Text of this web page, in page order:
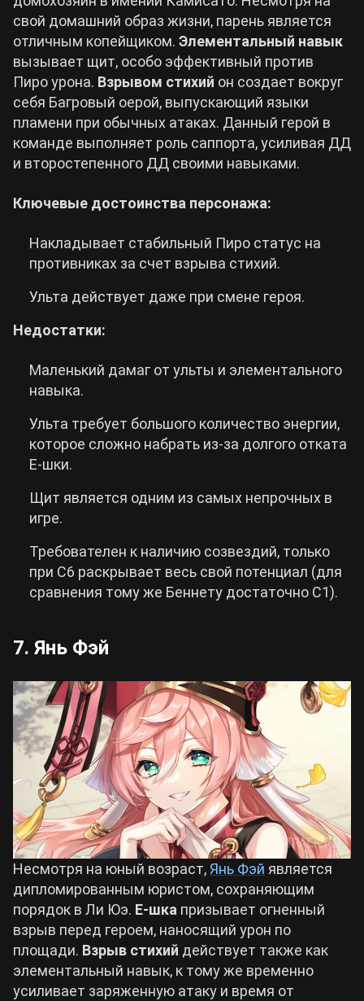
свой домашний образ жизни, парень является
отличным копейщиком. Элементальный навык
вызывает щит, особо эффективный против
Пиро урона. Взрывом стихий он создает вокруг
себя Багровый оерой, выпускающий языки
пламени при обычных атаках. Данный герой в
команде выполняет роль саппорта, усиливая ДД
и второстепенного ДД своими навыками.
Ключевые достоинства персонажа:
Накладывает стабильный Пиро статус на
противниках за счет взрыва стихий.
Ульта действует даже при смене героя.
Недостатки:
Маленький дамаг от ульты и элементального
навыка.
Ульта требует большого количество энергии,
которое сложно набрать из-за долгого отката
E-шки.
Щит является одним из самых непрочных в
игре.
Требователен к наличию созвездий, только
при С6 раскрывает весь свой потенциал (для
сравнения тому же Беннету достаточно С1).
7. Янь Фэй
Несмотря на юный возраст,Янь Фэй является
дипломированным юристом, сохраняющим
порядок в Ли Юэ. E-шка призывает огненный
взрыв перед героем, наносящий урон по
площади. Взрыв стихий действует также как
элементальный навык, к тому же временно
усиливает заряженную атаку и время от